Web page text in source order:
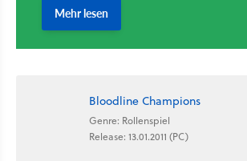
Bloodline Champions
Genre: Rollenspiel
Release: 13.01.2011 (PC)